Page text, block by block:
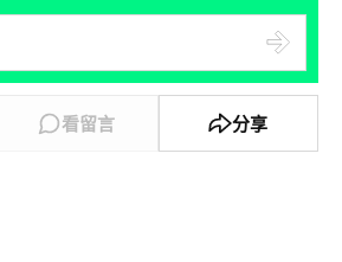
看留言 分享